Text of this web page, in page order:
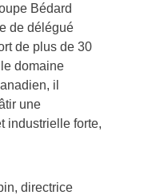
Bédard
de délégué
de plus de 30
domaine
il
une
industrielle forte,
directrice